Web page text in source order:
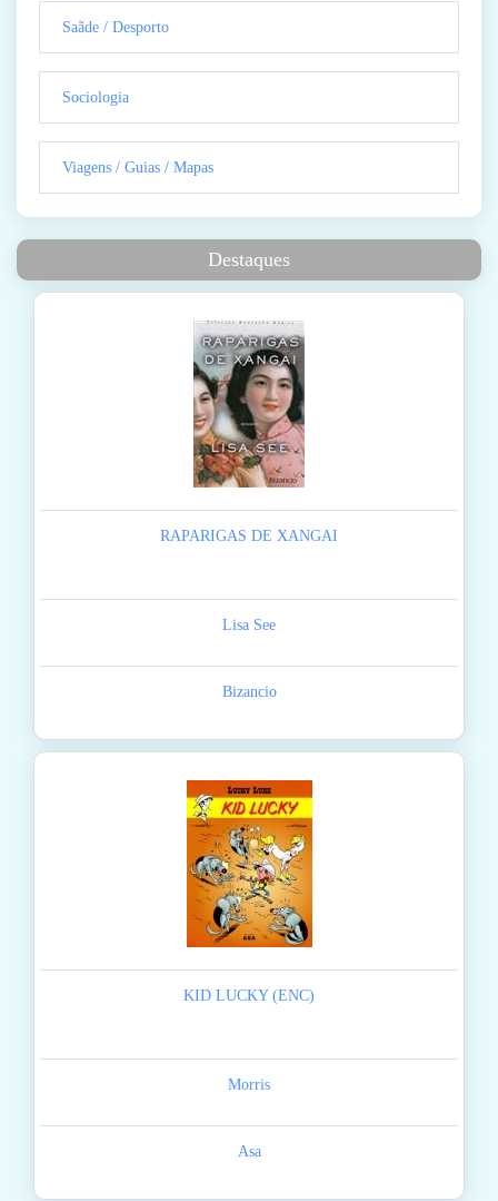
Saãde / Desporto
Sociologia
Viagens / Guias / Mapas
Destaques
RAPARIGAS DE XANGAI
Lisa See
Bizancio
KID LUCKY (ENC)
Morris
Asa